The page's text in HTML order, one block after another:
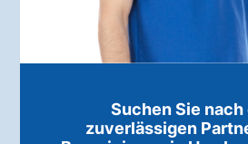
Suchen Sie nach
zuverlässigen